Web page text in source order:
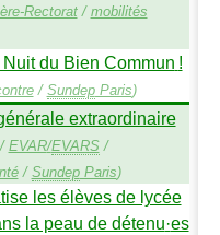
Rectorat/ mobilités
du Bien Commun !
/ SundepParis)
extraordinaire
/ EVAR/EVARS/
/ SundepParis)
les élèves de lycée
la peau de détenu·es